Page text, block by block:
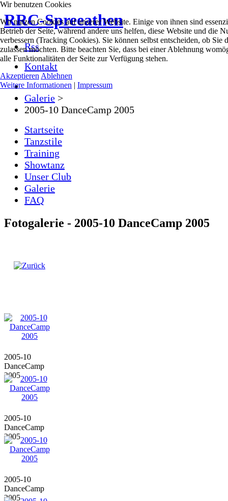
RRC-Spreeathen
Rss
Kontakt
Galerie >
2005-10 DanceCamp 2005
Startseite
Tanzstile
Training
Showtanz
Unser Club
Galerie
FAQ
Fotogalerie - 2005-10 DanceCamp 2005
2005-10
DanceCamp
2005
2005-10
DanceCamp
2005
2005-10
DanceCamp
2005
Wir benutzen Cookies
Wir nutzen Cookies auf unserer Website. Einige von ihnen sind
Betrieb der Seite, während andere uns helfen, diese Website und die
verbessern (Tracking Cookies). Sie können selbst entscheiden, ob Sie
zulassen möchten. Bitte beachten Sie, dass bei einer Ablehnung
alle Funktionalitäten der Seite zur Verfügung stehen.
Akzeptieren Ablehnen
Weitere Informationen | Impressum